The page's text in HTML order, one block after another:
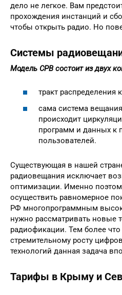
дело не легкое. Вам
прохождения инстанций и
чтобы открыть радио. Но
Системы
Модель СРВ состоит из двух
тракт распределения
сама система
происходит
программ и данных к
пользователей.
Существующая в нашей
радиовещания исключает
оптимизации. Именно
осуществить равномерное
РФ многопрограммным
нужно рассматривать новые
радиофикации. Тем более что
стремительному росту
технологий данная задача
Тарифы в Крыму и